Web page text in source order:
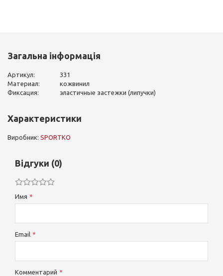
Загальна інформація
Артикул:
331
Материал:
кожвинил
Фиксация:
эластичные застежки (липучки)
Характеристики
Виробник: SPORTKO
Відгуки (0)
Имя
Email
Комментарий